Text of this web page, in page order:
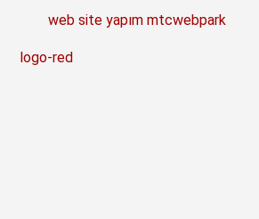
web site yapım mtcwebpark